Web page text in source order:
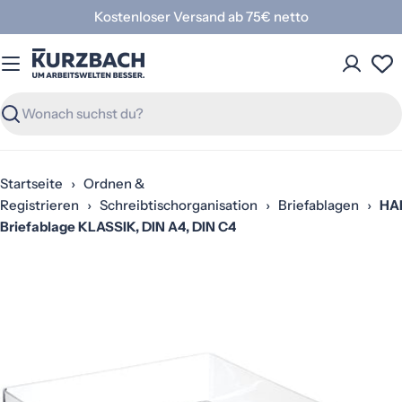
Inhalt
springen
Kostenloser Versand ab 75€ netto
Suchen
Startseite › Ordnen &
Registrieren › Schreibtischorganisation › Briefablagen ›
Briefablage KLASSIK, DIN A4, DIN C4